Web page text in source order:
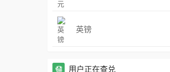
英镑
用户正在查兑